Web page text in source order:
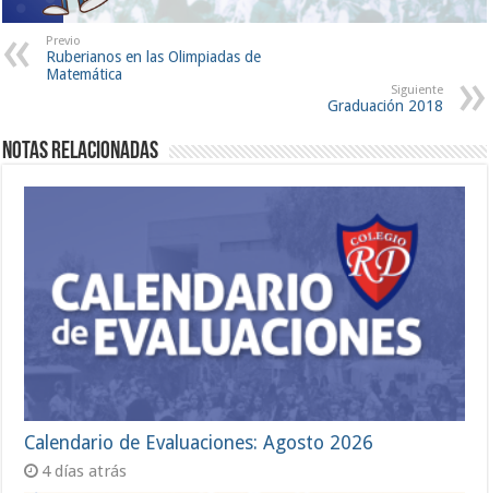
Previo
Ruberianos en las Olimpiadas de
Matemática
Siguiente
Graduación 2018
Notas Relacionadas
Calendario de Evaluaciones: Agosto 2026
4 días atrás